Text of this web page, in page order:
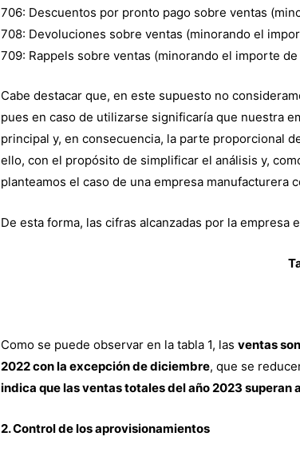
706: Descuentos por pronto pago sobre ventas
708: Devoluciones sobre ventas (minorando el
709: Rappels sobre ventas (minorando el importe de
Cabe destacar que, en este supuesto no
pues en caso de utilizarse significaría que nuestra
principal y, en consecuencia, la parte proporcional
ello, con el propósito de simplificar el análisis y,
planteamos el caso de una empresa manufacturera
De esta forma, las cifras alcanzadas por la
Como se puede observar en la tabla 1, las ventas
2022 con la excepción de diciembre, que se
indica que las ventas totales del año 2023 superan
2. Control de los aprovisionamientos